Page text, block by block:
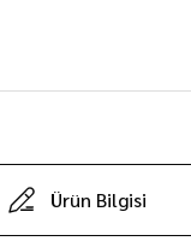
Ürün Bilgisi